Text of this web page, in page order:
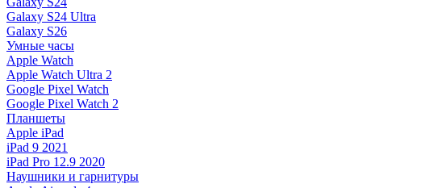
Galaxy S24 Ultra
Galaxy S26
Умные часы
Apple Watch
Apple Watch Ultra 2
Google Pixel Watch
Google Pixel Watch 2
Планшеты
Apple iPad
iPad 9 2021
iPad Pro 12.9 2020
Наушники и гарнитуры